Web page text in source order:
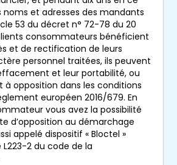
noms et adresses des mandants
53 du décret n° 72-78 du 20
consommateurs bénéficient
et de rectification de leurs
personnel traitées, ils peuvent
et leur portabilité, ou
à opposition dans les conditions
européen 2016/679. En
vous avez la possibilité
d’opposition au démarchage
appelé dispositif « Bloctel »
L223-2 du code de la